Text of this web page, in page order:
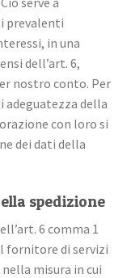
prevalenti
in una
dell’art. 6,
nostro conto. Per
adeguatezza della
con loro si
dei dati della
spedizione
6 comma 1
fornitore di servizi
misura in cui